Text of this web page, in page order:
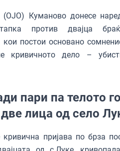
(ОЈО) Куманово донесе
против двајца
постои основано
кривичното дело –
пари па телото го
лица од село
пријава по брза